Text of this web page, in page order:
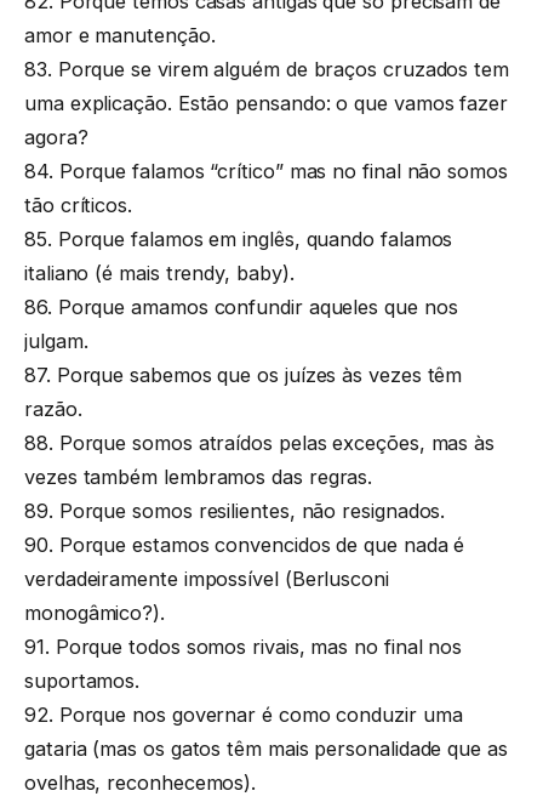
amor e manutenção.
83. Porque se virem alguém de braços cruzados tem
uma explicação. Estão pensando: o que vamos fazer
agora?
84. Porque falamos “crítico” mas no final não somos
tão críticos.
85. Porque falamos em inglês, quando falamos
italiano (é mais trendy, baby).
86. Porque amamos confundir aqueles que nos
julgam.
87. Porque sabemos que os juízes às vezes têm
razão.
88. Porque somos atraídos pelas exceções, mas às
vezes também lembramos das regras.
89. Porque somos resilientes, não resignados.
90. Porque estamos convencidos de que nada é
verdadeiramente impossível (Berlusconi
monogâmico?).
91. Porque todos somos rivais, mas no final nos
suportamos.
92. Porque nos governar é como conduzir uma
gataria (mas os gatos têm mais personalidade que as
ovelhas, reconhecemos).